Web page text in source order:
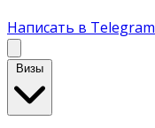
Написать в Telegram
Визы